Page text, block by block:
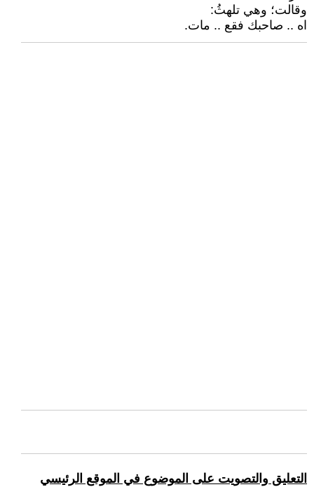
وقالت؛ وهي تلهثُ:
اه .. صاحبك فقع .. مات.
التعليق والتصويت على الموضوع في الموقع الرئيسي